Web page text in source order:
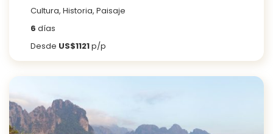
Cultura, Historia, Paisaje
6 días
Desde US$1121p/p